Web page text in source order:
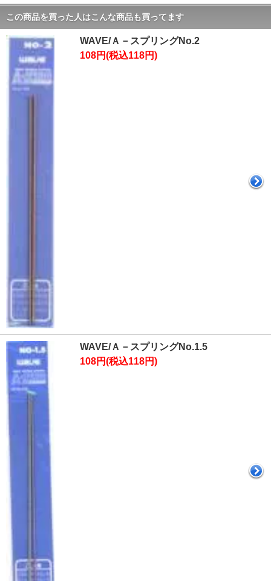
この商品を買った人はこんな商品も買ってます
WAVE/Ａ－スプリングNo.2
108円(税込118円)
WAVE/Ａ－スプリングNo.1.5
108円(税込118円)